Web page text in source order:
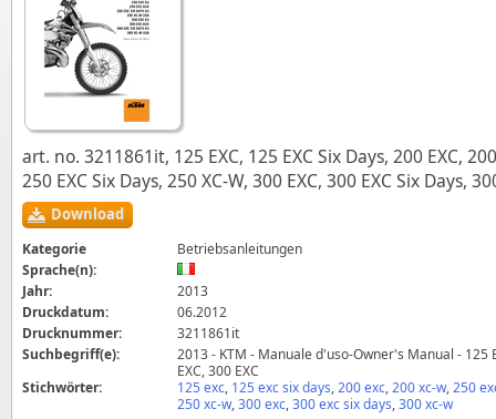
art. no. 3211861it, 125 EXC, 125 EXC Six Days, 200 EXC,
250 EXC Six Days, 250 XC-W, 300 EXC, 300 EXC Six Days,
Download
Kategorie
Betriebsanleitungen
Sprache(n):
Jahr:
2013
Druckdatum:
06.2012
Drucknummer:
3211861it
Suchbegriff(e):
2013 - KTM - Manuale d'uso-Owner's Manual - 125
EXC, 300 EXC
Stichwörter:
125 exc, 125 exc six days,200 exc,200 xc-w,250
250 xc-w,300 exc,300 exc six days,300 xc-w